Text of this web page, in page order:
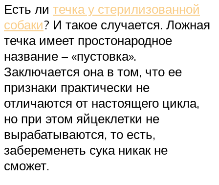
Есть ли течка у стерилизованной
собаки? И такое случается. Ложная
течка имеет простонародное
название – «пустовка».
Заключается она в том, что ее
признаки практически не
отличаются от настоящего цикла,
но при этом яйцеклетки не
вырабатываются, то есть,
забеременеть сука никак не
сможет.